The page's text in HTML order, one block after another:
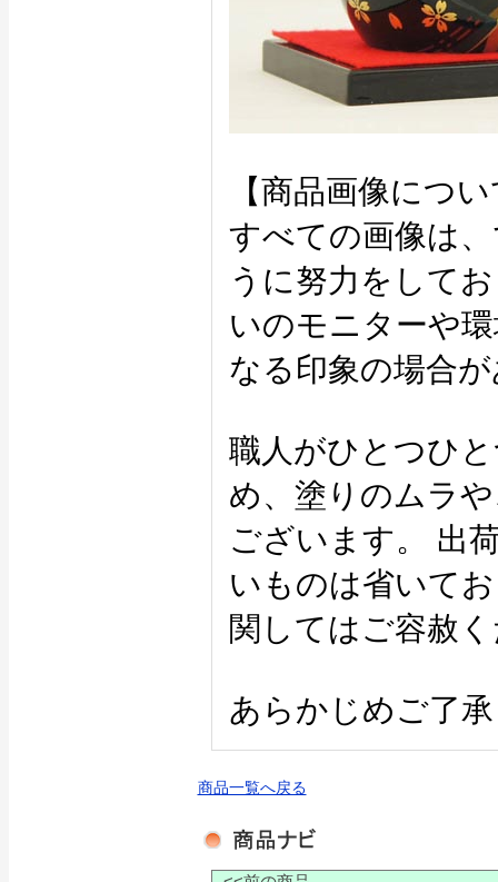
【商品画像につ
すべての画像は
うに努力をして
いのモニターや
なる印象の場合
職人がひとつひ
め、塗りのムラ
ございます。 出
いものは省いて
関してはご容赦
あらかじめご了
商品一覧へ戻る